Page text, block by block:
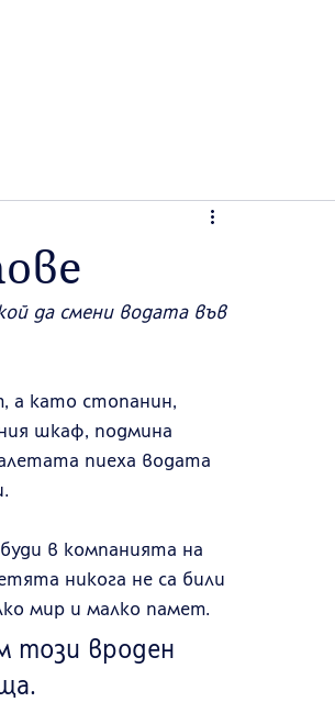
да смени водата във
а като стопанин,
шкаф, подмина
пиеха водата
в компанията на
никога не са били
мир и малко памет.
този вроден